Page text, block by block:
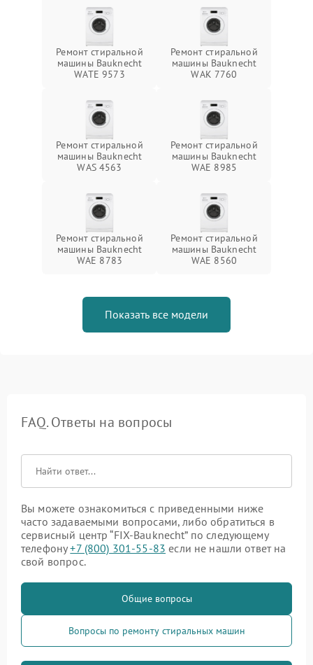
Ремонт стиральной
машины Bauknecht
WATE 9573
Ремонт стиральной
машины Bauknecht
WAK 7760
Ремонт стиральной
машины Bauknecht
WAS 4563
Ремонт стиральной
машины Bauknecht
WAE 8985
Ремонт стиральной
машины Bauknecht
WAE 8783
Ремонт стиральной
машины Bauknecht
WAE 8560
Показать все модели
FAQ. Ответы на вопросы
Вы можете ознакомиться с приведенными ниже
часто задаваемыми вопросами, либо обратиться в
сервисный центр “FIX-Bauknecht” по следующему
телефону+7 (800) 301-55-83 если не нашли ответ на
свой вопрос.
Общие вопросы
Вопросы по ремонту стиральных машин